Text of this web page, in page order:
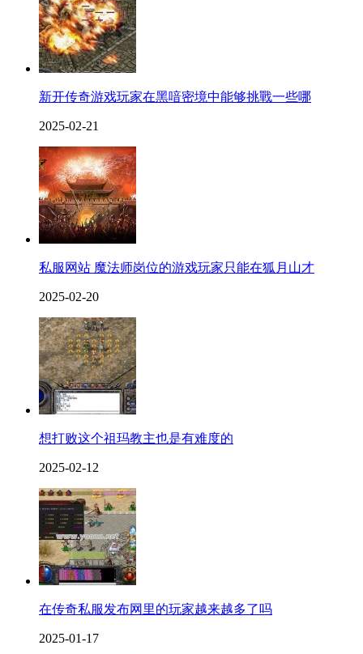
新开传奇游戏玩家在黑喑密境中能够挑戰一些哪
2025-02-21
私服网站 魔法师岗位的游戏玩家只能在狐月山才
2025-02-20
想打败这个祖玛教主也是有难度的
2025-02-12
在传奇私服发布网里的玩家越来越多了吗
2025-01-17